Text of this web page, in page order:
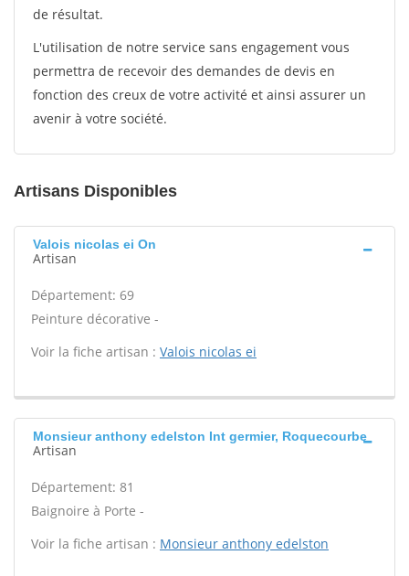
de résultat.
L'utilisation de notre service sans engagement vous
permettra de recevoir des demandes de devis en
fonction des creux de votre activité et ainsi assurer un
avenir à votre société.
Artisans Disponibles
Valois nicolas ei On
Artisan
Département: 69
Peinture décorative -
Voir la fiche artisan : Valois nicolas ei
Monsieur anthony edelston Int germier, Roquecourbe
Artisan
Département: 81
Baignoire à Porte -
Voir la fiche artisan : Monsieur anthony edelston